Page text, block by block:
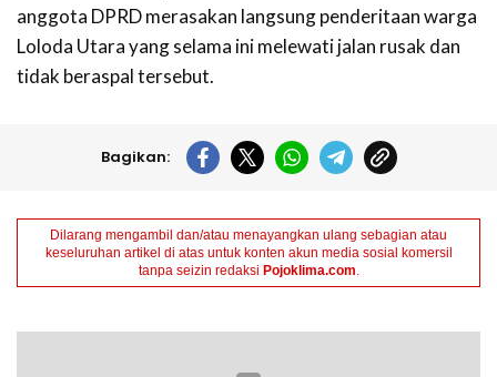
anggota DPRD merasakan langsung penderitaan warga
Loloda Utara yang selama ini melewati jalan rusak dan
tidak beraspal tersebut.
Bagikan:
Dilarang mengambil dan/atau menayangkan ulang sebagian atau
keseluruhan artikel di atas untuk konten akun media sosial komersil
tanpa seizin redaksi Pojoklima.com.